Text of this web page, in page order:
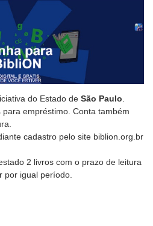
do Estado de São Paulo.
empréstimo. Conta também
cadastro pelo site biblion.org.br
2 livros com o prazo de leitura
por igual período.